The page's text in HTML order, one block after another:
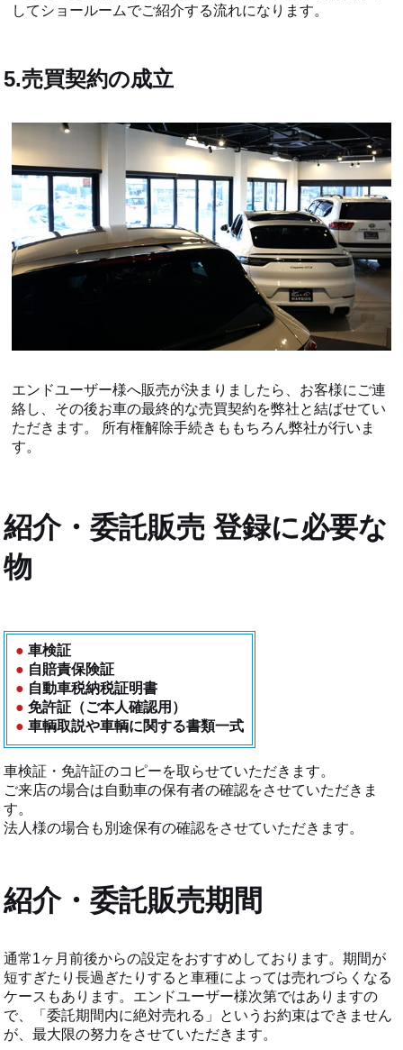
してショールームでご紹介する流れになります。
5.売買契約の成立
エンドユーザー様へ販売が決まりましたら、お客様にご連
絡し、その後お車の最終的な売買契約を弊社と結ばせてい
ただきます。 所有権解除手続きももちろん弊社が行いま
す。
紹介・委託販売 登録に必要な
物
車検証
自賠責保険証
自動車税納税証明書
免許証（ご本人確認用）
車輌取説や車輌に関する書類一式
車検証・免許証のコピーを取らせていただきます。
ご来店の場合は自動車の保有者の確認をさせていただきま
す。
法人様の場合も別途保有の確認をさせていただきます。
紹介・委託販売期間
通常1ヶ月前後からの設定をおすすめしております。期間が
短すぎたり長過ぎたりすると車種によっては売れづらくなる
ケースもあります。エンドユーザー様次第ではありますの
で、「委託期間内に絶対売れる」というお約束はできません
が、最大限の努力をさせていただきます。